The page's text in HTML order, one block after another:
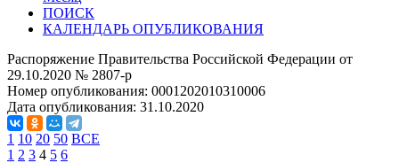
ПОИСК
КАЛЕНДАРЬ ОПУБЛИКОВАНИЯ
Распоряжение Правительства Российской Федерации от
29.10.2020 № 2807-р
Номер опубликования: 0001202010310006
Дата опубликования: 31.10.2020
1 10 20 50 ВСЕ
1 2 3 4 5 6